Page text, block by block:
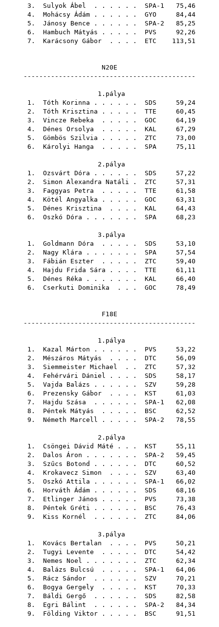
3. Sulyok Ábel . . . . . . SPA-1 75,46
4. Mohácsy Ádám . . . . . . GYO 84,44
5. Jánosy Bence . . . . . . SPA-2 85,25
6. Hambuch Mátyás . . . . . PVS 92,26
7. Karácsony Gábor . . . . ETC 113,51
N20E
--------------------------------------------
1.pálya
1. Tóth Korinna . . . . . . SDS 59,24
2. Tóth Krisztina . . . . . TTE 60,45
3. Vincze Rebeka . . . . . GOC 64,19
4. Dénes Orsolya . . . . . KAL 67,29
5. Gömbös Szilvia . . . . . ZTC 73,00
6. Károlyi Hanga . . . . . SPA 75,11
2.pálya
1. Ozsvárt Dóra . . . . . . SDS 57,22
2. Simon Alexandra Natáli . ZTC 57,31
3. Faggyas Petra . . . . . TTE 61,58
4. Kötél Angyalka . . . . . GOC 63,31
5. Dénes Krisztina . . . . KAL 64,43
6. Oszkó Dóra . . . . . . . SPA 68,23
3.pálya
1. Goldmann Dóra . . . . . SDS 53,10
2. Nagy Klára . . . . . . . SPA 57,54
3. Fábián Eszter . . . . . ZTC 59,40
4. Hajdu Frida Sára . . . . TTE 61,11
5. Dénes Réka . . . . . . . KAL 66,40
6. Cserkuti Dominika . . . GOC 78,49
F18E
--------------------------------------------
1.pálya
1. Kazal Márton . . . . . . PVS 53,22
2. Mészáros Mátyás . . . . DTC 56,09
3. Siemmeister Michael . . ZTC 57,32
4. Fehérvári Dániel . . . . SDS 58,17
5. Vajda Balázs . . . . . . SZV 59,28
6. Prezensky Gábor . . . . KST 61,03
7. Hajdu Szása . . . . . . SPA-1 62,08
8. Péntek Mátyás . . . . . BSC 62,52
9. Németh Marcell . . . . . SPA-2 78,55
2.pálya
1. Csöngei Dávid Máté . . . KST 55,11
2. Dalos Áron . . . . . . . SPA-2 59,45
3. Szűcs Botond . . . . . . DTC 60,52
4. Krokavecz Simon . . . . SZV 63,40
5. Oszkó Attila . . . . . . SPA-1 66,02
6. Horváth Ádám . . . . . . SDS 68,16
7. Etlinger János . . . . . PVS 73,38
8. Péntek Gréti . . . . . . BSC 76,43
9. Kiss Kornél . . . . . . ZTC 84,06
3.pálya
1. Kovács Bertalan . . . . PVS 50,21
2. Tugyi Levente . . . . . DTC 54,42
3. Nemes Noel . . . . . . . ZTC 62,34
4. Balázs Bulcsú . . . . . SPA-1 64,06
5. Rácz Sándor . . . . . . SZV 70,21
6. Bogya Gergely . . . . . KST 70,33
7. Báldi Gergő . . . . . . SDS 82,58
8. Egri Bálint . . . . . . SPA-2 84,34
9. Földing Viktor . . . . . BSC 91,51